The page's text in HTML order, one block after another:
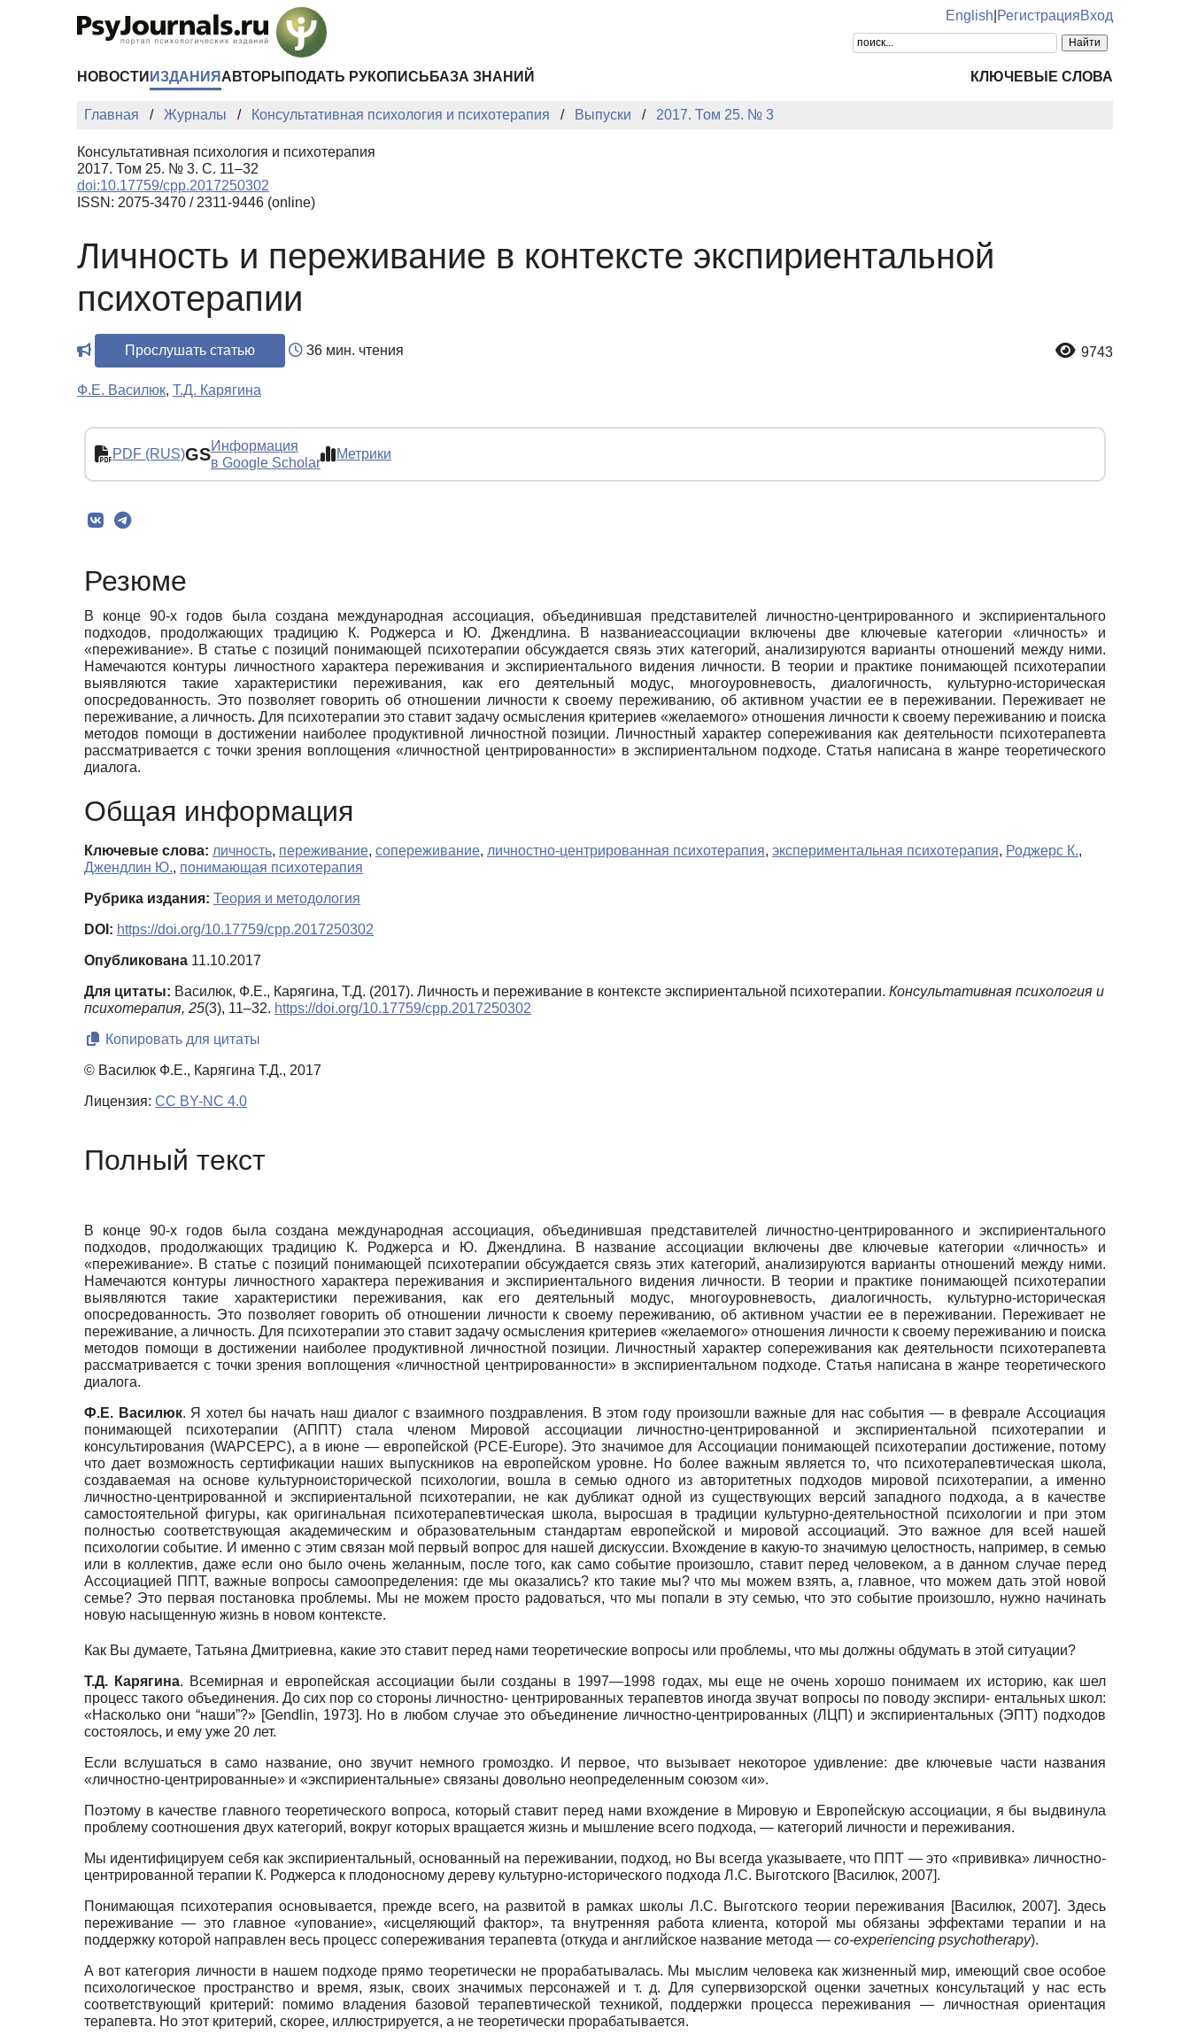
English РегистрацияВход
НОВОСТИ ИЗДАНИЯ АВТОРЫ ПОДАТЬ РУКОПИСЬ БАЗА ЗНАНИЙ КЛЮЧЕВЫЕ СЛОВА
Главная Журналы Консультативная психология и психотерапия Выпуски 2017. Том 25. № 3
Консультативная психология и психотерапия
2017. Том 25. № 3. С. 11–32
doi:10.17759/cpp.2017250302
ISSN: 2075-3470 / 2311-9446 (online)
Личность и переживание в контексте экспириентальной
психотерапии
Прослушать статью 36 мин. чтения 9743
Ф.Е. Василюк, Т.Д. Карягина
PDF (RUS)GSИнформация
в Google Scholar
Метрики
Резюме
В конце 90-х годов была создана международная ассоциация, объединившая представителей личностно-центрированного и экспириентального
подходов, продолжающих традицию К. Роджерса и Ю. Джендлина. В названиеассоциации включены две ключевые категории «личность» и
«переживание». В статье с позиций понимающей психотерапии обсуждается связь этих категорий, анализируются варианты отношений между ними.
Намечаются контуры личностного характера переживания и экспириентального видения личности. В теории и практике понимающей психотерапии
выявляются такие характеристики переживания, как его деятельный модус, многоуровневость, диалогичность, культурно-историческая
опосредованность. Это позволяет говорить об отношении личности к своему переживанию, об активном участии ее в переживании. Переживает не
переживание, а личность. Для психотерапии это ставит задачу осмысления критериев «желаемого» отношения личности к своему переживанию и поиска
методов помощи в достижении наиболее продуктивной личностной позиции. Личностный характер сопереживания как деятельности психотерапевта
рассматривается с точки зрения воплощения «личностной центрированности» в экспириентальном подходе. Статья написана в жанре теоретического
диалога.
Общая информация
Ключевые слова: личность, переживание, сопереживание, личностно-центрированная психотерапия, экспериментальная психотерапия, Роджерс К.,
Джендлин Ю., понимающая психотерапия
Рубрика издания: Теория и методология
DOI: https://doi.org/10.17759/cpp.2017250302
Опубликована 11.10.2017
Для цитаты: Василюк, Ф.Е., Карягина, Т.Д. (2017). Личность и переживание в контексте экспириентальной психотерапии. Консультативная психология и
психотерапия, 25(3), 11–32. https://doi.org/10.17759/cpp.2017250302
Копировать для цитаты
© Василюк Ф.Е., Карягина Т.Д., 2017
Лицензия: CC BY-NC 4.0
Полный текст
В конце 90-х годов была создана международная ассоциация, объединившая представителей личностно-центрированного и экспириентального
подходов, продолжающих традицию К. Роджерса и Ю. Джендлина. В название ассоциации включены две ключевые категории «личность» и
«переживание». В статье с позиций понимающей психотерапии обсуждается связь этих категорий, анализируются варианты отношений между ними.
Намечаются контуры личностного характера переживания и экспириентального видения личности. В теории и практике понимающей психотерапии
выявляются такие характеристики переживания, как его деятельный модус, многоуровневость, диалогичность, культурно-историческая
опосредованность. Это позволяет говорить об отношении личности к своему переживанию, об активном участии ее в переживании. Переживает не
переживание, а личность. Для психотерапии это ставит задачу осмысления критериев «желаемого» отношения личности к своему переживанию и поиска
методов помощи в достижении наиболее продуктивной личностной позиции. Личностный характер сопереживания как деятельности психотерапевта
рассматривается с точки зрения воплощения «личностной центрированности» в экспириентальном подходе. Статья написана в жанре теоретического
диалога.
Ф.Е. Василюк. Я хотел бы начать наш диалог с взаимного поздравления. В этом году произошли важные для нас события — в феврале Ассоциация
понимающей психотерапии (АППТ) стала членом Мировой ассоциации личностно-центрированной и экспириентальной психотерапии и
консультирования (WAPCEPC),а в июне — европейской (PCE-Europe). Это значимое для Ассоциации понимающей психотерапии достижение, потому
что дает возможность сертификации наших выпускников на европейском уровне. Но более важным является то, что психотерапевтическая школа,
создаваемая на основе культурно­исторической психологии, вошла в семью одного из авторитетных подходов мировой психотерапии, а именно
личностно-центрированной и экспириентальной психотерапии, не как дубликат одной из существующих версий западного подхода, а в качестве
самостоятельной фигуры, как оригинальная психотерапевтическая школа, выросшая в традиции культурно-деятельностной психологии и при этом
полностью соответствующая академическим и образовательным стандартам европейской и мировой ассоциаций. Это важное для всей нашей
психологии событие. И именно с этим связан мой первый вопрос для нашей дискуссии. Вхождение в какую-то значимую целостность, например, в семью
или в коллектив, даже если оно было очень желанным, после того, как само событие произошло, ставит перед человеком, а в данном случае перед
Ассоциацией ППТ, важные вопросы самоопределения: где мы оказались? кто такие мы? что мы можем взять, а, главное, что можем дать этой новой
семье? Это первая постановка проблемы. Мы не можем просто радоваться, что мы попали в эту семью, что это событие произошло, нужно начинать
новую насыщенную жизнь в новом контексте.
Как Вы думаете, Татьяна Дмитриевна, какие это ставит перед нами теоретические вопросы или проблемы, что мы должны обдумать в этой ситуации?
Т.Д. Карягина. Всемирная и европейская ассоциации были созданы в 1997—1998 годах, мы еще не очень хорошо понимаем их историю, как шел
процесс такого объединения. До сих пор со стороны личностно- центрированных терапевтов иногда звучат вопросы по поводу экспири- ентальных школ:
«Насколько они “наши”?» [Gendlin, 1973]. Но в любом случае это объединение личностно-центрированных (ЛЦП) и экспириентальных (ЭПТ) подходов
состоялось, и ему уже 20 лет.
Если вслушаться в само название, оно звучит немного громоздко. И первое, что вызывает некоторое удивление: две ключевые части названия
«личностно-центрированные» и «экспириентальные» связаны довольно неопределенным союзом «и».
Поэтому в качестве главного теоретического вопроса, который ставит перед нами вхождение в Мировую и Европейскую ассоциации, я бы выдвинула
проблему соотношения двух категорий, вокруг которых вращается жизнь и мышление всего подхода, — категорий личности и переживания.
Мы идентифицируем себя как экспириентальный, основанный на переживании, подход, но Вы всегда указываете, что ППТ — это «прививка» личностно-
центрированной терапии К. Роджерса к плодоносному дереву культурно-исторического подхода Л.С. Выготского [Василюк, 2007].
Понимающая психотерапия основывается, прежде всего, на развитой в рамках школы Л.С. Выготского теории переживания [Василюк, 2007]. Здесь
переживание — это главное «упование», «исцеляющий фактор», та внутренняя работа клиента, которой мы обязаны эффектами терапии и на
поддержку которой направлен весь процесс сопереживания терапевта (откуда и английское название метода — co-experiencing psychotherapy).
А вот категория личности в нашем подходе прямо теоретически не прорабатывалась. Мы мыслим человека как жизненный мир, имеющий свое особое
психологическое пространство и время, язык, своих значимых персонажей и т. д. Для супервизорской оценки зачетных консультаций у нас есть
соответствующий критерий: помимо владения базовой терапевтической техникой, поддержки процесса переживания — личностная ориентация
терапевта. Но этот критерий, скорее, иллюстрируется, а не теоретически прорабатывается.